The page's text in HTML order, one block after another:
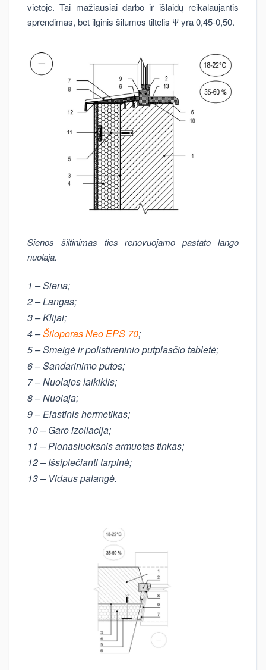
vietoje. Tai mažiausiai darbo ir išlaidų reikalaujantis
sprendimas, bet ilginis šilumos tiltelis Ψ yra 0,45-0,50.
Sienos šiltinimas ties renovuojamo pastato lango
nuolaja.
1 – Siena;
2 – Langas;
3 – Klijai;
4 –Šiloporas Neo EPS 70;
5– Smeigė ir polistireninio putplasčio tabletė;
6 – Sandarinimo putos;
7 – Nuolajos laikiklis;
8 – Nuolaja;
9 – Elastinis hermetikas;
10 – Garo izoliacija;
11 – Plonasluoksnis armuotas tinkas;
12 – Išsiplečianti tarpinė;
13 – Vidaus palangė.